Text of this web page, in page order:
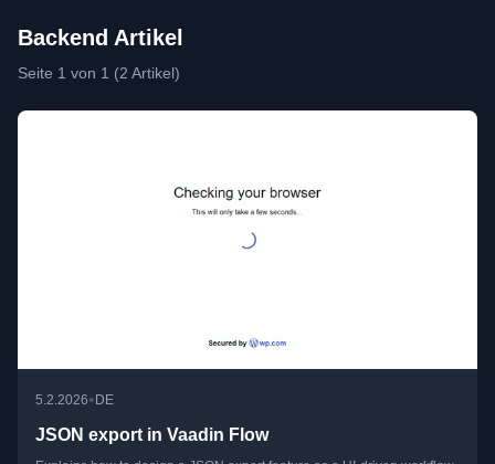
Backend Artikel
Seite 1 von 1 (2 Artikel)
5.2.2026• DE
JSON export in Vaadin Flow